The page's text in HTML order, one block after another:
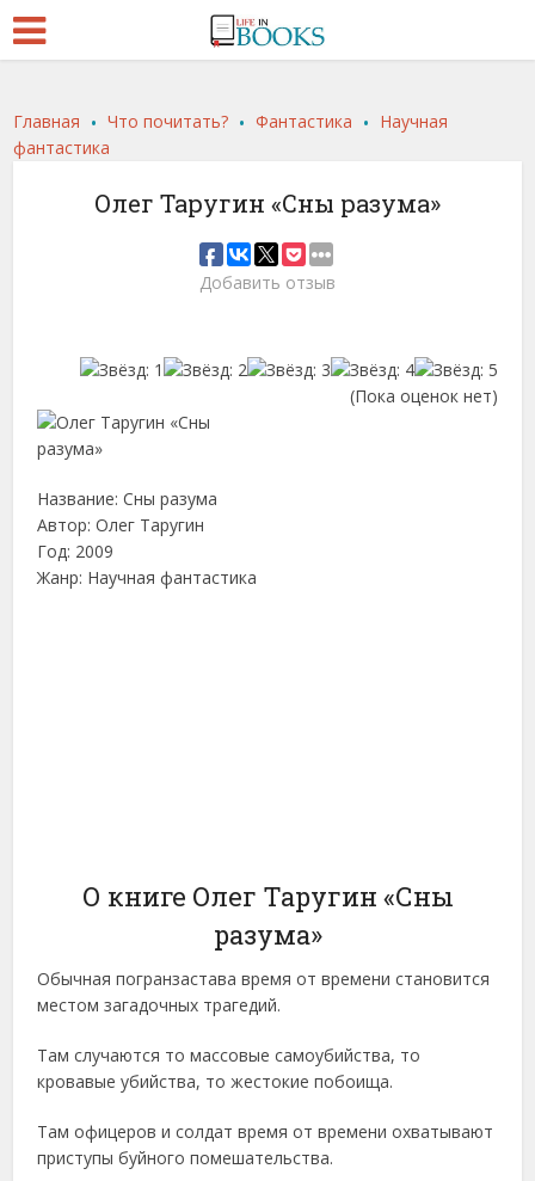
Главная .Что почитать? .Фантастика . Научная
фантастика
Олег Таругин «Сны разума»
Добавить отзыв
(Пока оценок нет)
Название: Сны разума
Автор: Олег Таругин
Год: 2009
Жанр: Научная фантастика
О книге Олег Таругин «Сны
разума»
Обычная погранзастава время от времени становится
местом загадочных трагедий.
Там случаются то массовые самоубийства, то
кровавые убийства, то жестокие побоища.
Там офицеров и солдат время от времени охватывают
приступы буйного помешательства.